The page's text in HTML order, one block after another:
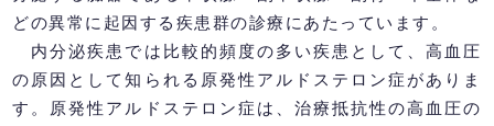
どの異常に起因する疾患群の診療にあたっています。
内分泌疾患では比較的頻度の多い疾患として、高血圧
の原因として知られる原発性アルドステロン症がありま
す。原発性アルドステロン症は、治療抵抗性の高血圧の